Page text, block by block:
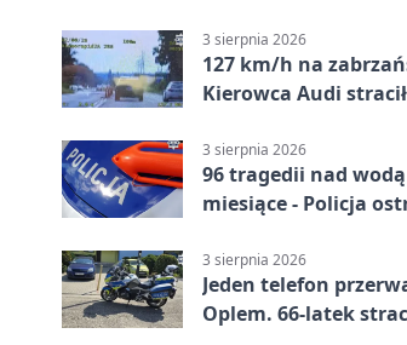
3 sierpnia 2026
127 km/h na
Kierowca Audi
3 sierpnia 2026
96 tragedii nad
miesiące - Policja
3 sierpnia 2026
Jeden telefon
Oplem. 66-latek